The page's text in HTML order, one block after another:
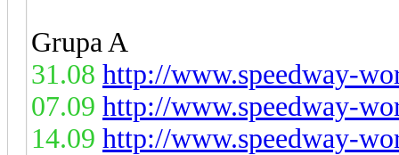
Grupa A
31.08 http://www.speedway-
07.09 http://www.speedway-
14.09 http://www.speedway-